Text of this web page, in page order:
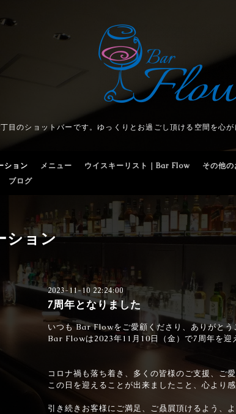
目のショットバーです。ゆっくりとお過ごし頂ける空間を心
ション メニュー ウイスキーリスト｜Bar Flow その他
ブログ
ション
2023-11-10 22:24:00
7周年となりました
いつも Bar Flowをご愛顧くださり、ありがとう
Bar Flowは2023年11月10日（金）で7周年を迎
コロナ禍も落ち着き、多くの皆様のご支援、ご
この日を迎えることが出来ましたこと、心より感
引き続きお客様にご満足、ご贔屓頂けるよう、